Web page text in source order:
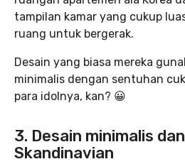
tampilan kamar yang cukup
ruang untuk bergerak.
Desain yang biasa mereka
minimalis dengan sentuhan
para idolnya, kan? 😀
3. Desain minimalis
Skandinavian